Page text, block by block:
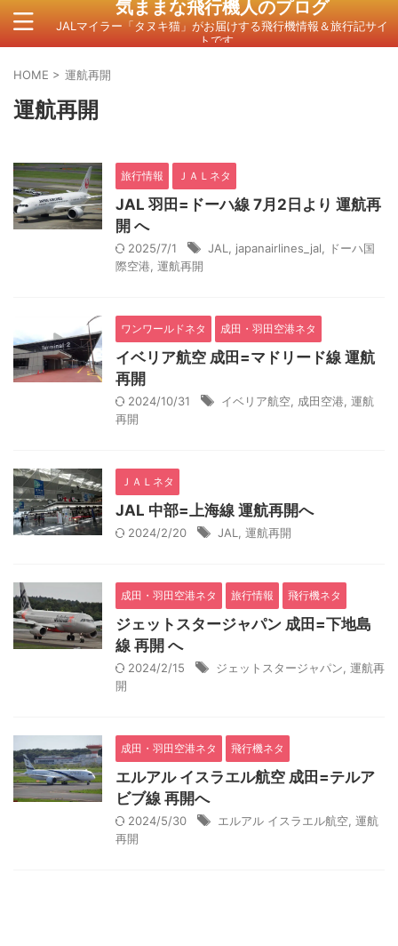
気ままな飛行機人のプログ
JALマイラー「タヌキ猫」がお届けする飛行機情報＆旅行記サイ
トです。
HOME > 運航再開
運航再開
旅行情報 ＪＡＬネタ
JAL 羽田=ドーハ線 7月2日より 運航再
開 へ
2025/7/1 JAL japanairlines_jal
ドーハ国
際空港 運航再開
ワンワールドネタ 成田・羽田空港ネタ
イベリア航空 成田=マドリード線 運航
再開
2024/10/31 イベリア航空 成田空港 運航
再開
ＪＡＬネタ
JAL 中部=上海線 運航再開へ
2024/2/20 JAL 運航再開
成田・羽田空港ネタ 旅行情報 飛行機ネタ
ジェットスタージャパン 成田=下地島
線 再開 へ
2024/2/15 ジェットスタージャパン 運航再
開
成田・羽田空港ネタ 飛行機ネタ
エルアル イスラエル航空 成田=テルア
ビブ線 再開へ
2024/5/30 エルアル イスラエル航空 運航
再開